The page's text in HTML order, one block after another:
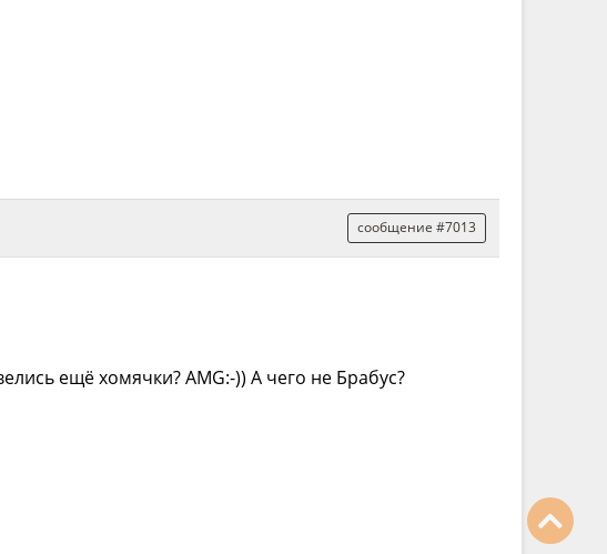
сообщение #7013
ещё хомячки? AMG:-)) А чего не Брабус?